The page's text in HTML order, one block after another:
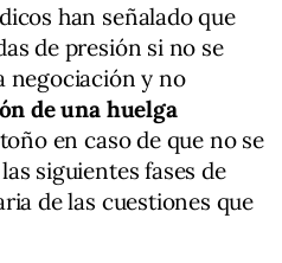
han señalado que
de presión si no se
negociación y no
de una huelga
en caso de que no se
siguientes fases de
de las cuestiones que